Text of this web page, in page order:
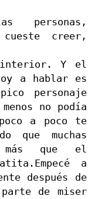
personas,
creer,
interior. Y el
a hablar es
personaje
no podía
a poco te
que muchas
más que el
Empecé a
después de
parte de miser